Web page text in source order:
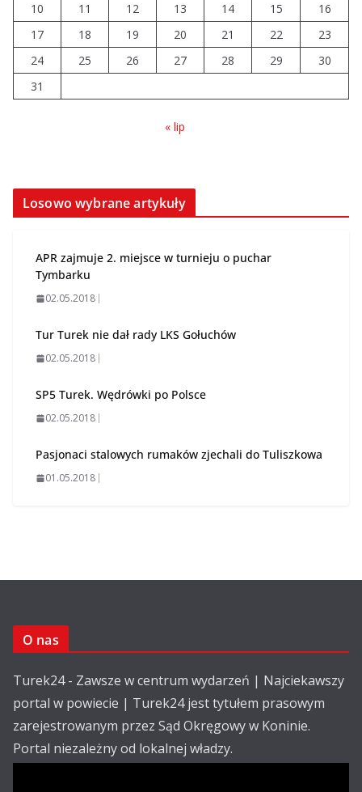
Prawie 20 tys. zł dla dyrektora
szpitala. Podwyżka mimo
finansowych problemów
04.08.2026
10
11 12 13 14 15
16
17
18 19 20 21 22
23
24
25 26 27 28 29
30
31
« lip
Losowo wybrane artykuły
APR zajmuje 2. miejsce w turnieju o puchar
Tymbarku
02.05.2018
Tur Turek nie dał rady LKS Gołuchów
02.05.2018
SP5 Turek. Wędrówki po Polsce
02.05.2018
Pasjonaci stalowych rumaków zjechali do Tuliszkowa
01.05.2018
O nas
Turek24 - Zawsze w centrum wydarzeń | Najciekawszy
portal w powiecie | Turek24 jest tytułem prasowym
zarejestrowanym przez Sąd Okręgowy w Koninie.
Portal niezależny od lokalnej władzy.